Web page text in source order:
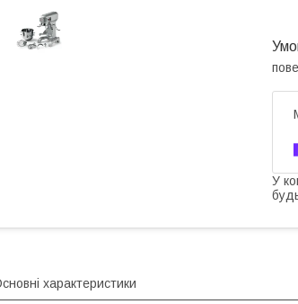
У
характеристики